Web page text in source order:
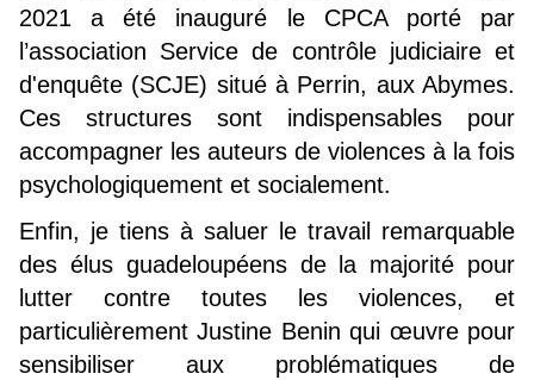
2021 a été inauguré le CPCA porté par
l’association Service de contrôle judiciaire et
d'enquête (SCJE) situé à Perrin, aux Abymes.
Ces structures sont indispensables pour
accompagner les auteurs de violences à la fois
psychologiquement et socialement.
Enfin, je tiens à saluer le travail remarquable
des élus guadeloupéens de la majorité pour
lutter contre toutes les violences, et
particulièrement Justine Benin qui œuvre pour
sensibiliser aux problématiques de